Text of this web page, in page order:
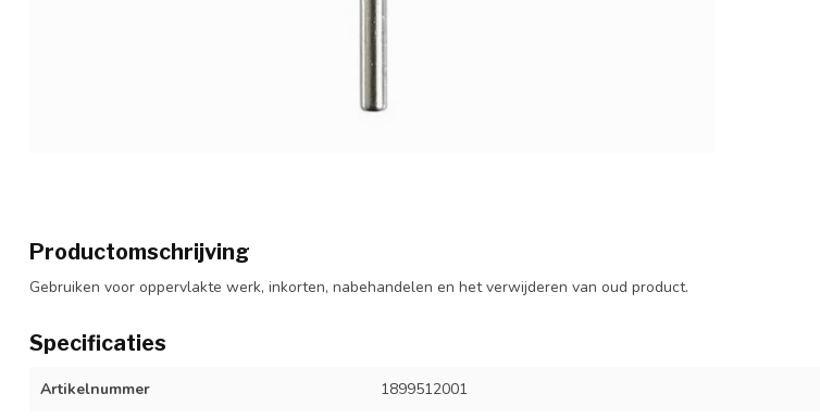
Productomschrijving
Gebruiken voor oppervlakte werk, inkorten, nabehandelen en het verwijderen van oud product.
Specificaties
Artikelnummer 1899512001